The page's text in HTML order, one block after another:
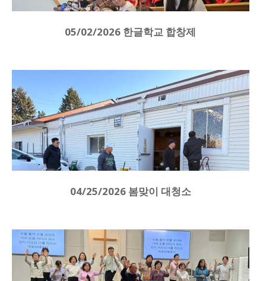
05/02/2026 한글학교 합창제
04/25/2026 봄맞이 대청소